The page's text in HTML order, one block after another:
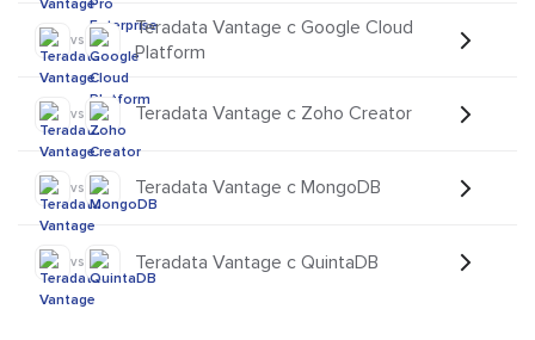
vs
Teradata Vantage с Google Cloud
Platform
vs Teradata Vantage с Zoho Creator
vs Teradata Vantage с MongoDB
vs Teradata Vantage с QuintaDB